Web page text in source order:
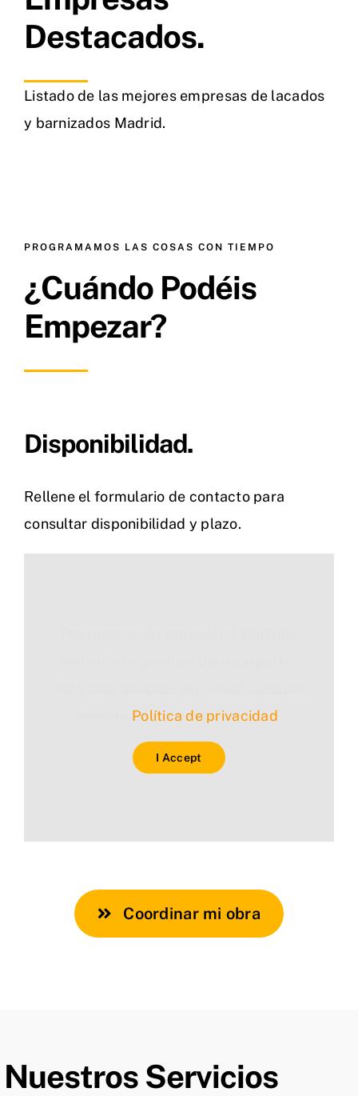
Destacados.
Listado de las mejores empresas de lacados
y barnizados Madrid.
PROGRAMAMOS LAS COSAS CON TIEMPO
¿Cuándo Podéis
Empezar?
Disponibilidad.
Rellene el formulario de contacto para
consultar disponibilidad y plazo.
Política de privacidad
I Accept
Coordinar mi obra
Nuestros Servicios